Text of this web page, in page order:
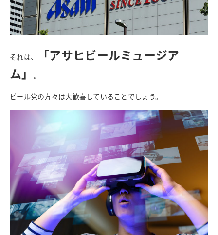
それは、
「アサヒビールミュージア
ム」
。
ビール党の方々は大歓喜していることでしょう。